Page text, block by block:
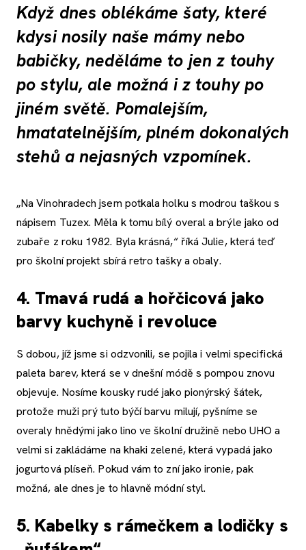
Když dnes oblékáme šaty, které
kdysi nosily naše mámy nebo
babičky, neděláme to jen z touhy
po stylu, ale možná i z touhy po
jiném světě. Pomalejším,
hmatatelnějším, plném dokonalých
stehů a nejasných vzpomínek.
„Na Vinohradech jsem potkala holku s modrou taškou s
nápisem Tuzex. Měla k tomu bílý overal a brýle jako od
zubaře z roku 1982. Byla krásná,“ říká Julie, která teď
pro školní projekt sbírá retro tašky a obaly.
4. Tmavá rudá a hořčicová jako
barvy kuchyně i revoluce
S dobou, jíž jsme si odzvonili, se pojila i velmi specifická
paleta barev, která se v dnešní módě s pompou znovu
objevuje. Nosíme kousky rudé jako pionýrský šátek,
protože muži prý tuto býčí barvu milují, pyšníme se
overaly hnědými jako lino ve školní družině nebo UHO a
velmi si zakládáme na khaki zelené, která vypadá jako
jogurtová plíseň. Pokud vám to zní jako ironie, pak
možná, ale dnes je to hlavně módní styl.
5. Kabelky s rámečkem a lodičky s